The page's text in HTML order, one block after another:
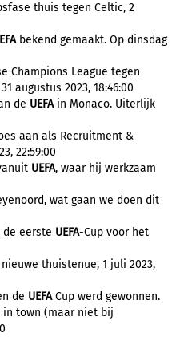
thuis tegen Celtic, 2
bekend gemaakt. Op dinsdag
Champions League tegen
augustus 2023, 18:46:00
de UEFAin Monaco. Uiterlijk
aan als Recruitment &
22:59:00
UEFA, waar hij werkzaam
wat gaan we doen dit
de eerste UEFA-Cup voor het
thuistenue, 1 juli 2023,
de UEFACup werd gewonnen.
in town (maar niet bij